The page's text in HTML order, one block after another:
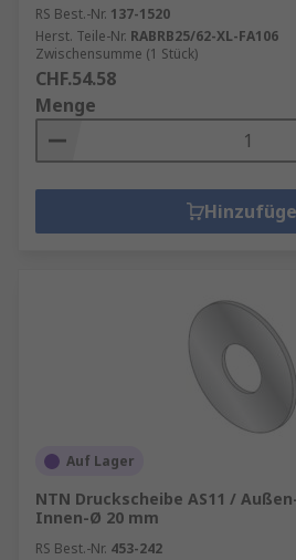
RS Best.-Nr. 137-1520
Herst. Teile-Nr. RABRB25/62-XL-FA106
Zwischensumme (1 Stück)
CHF.54.58
Menge
Auf Lager
NTN Druckscheibe AS11 /
Innen-Ø 20 mm
RS Best.-Nr. 453-242